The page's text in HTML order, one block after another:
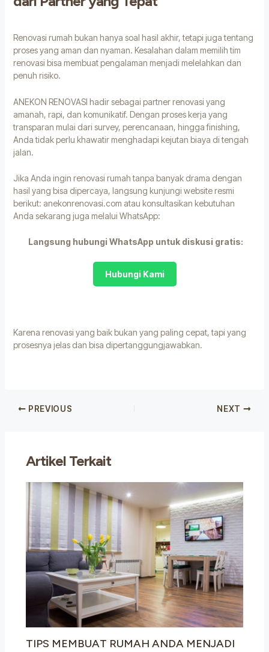
Renovasi rumah bukan hanya soal hasil akhir, tetapi juga tentang
proses yang aman dan nyaman. Kesalahan dalam memilih tim
renovasi bisa membuat pengalaman menjadi melelahkan dan
penuh risiko.
ANEKON RENOVASI hadir sebagai partner renovasi yang
amanah, rapi, dan komunikatif. Dengan proses kerja yang
transparan mulai dari survey, perencanaan, hingga finishing,
Anda tidak perlu khawatir menghadapi kejutan biaya di tengah
jalan.
Jika Anda ingin renovasi rumah tanpa banyak drama dengan
hasil yang bisa dipercaya, langsung kunjungi website resmi
berikut: anekonrenovasi.com atau konsultasikan kebutuhan
Anda sekarang juga melalui WhatsApp:
Langsung hubungi WhatsApp untuk diskusi gratis:
Hubungi Kami
Karena renovasi yang baik bukan yang paling cepat, tapi yang
prosesnya jelas dan bisa dipertanggungjawabkan.
PREVIOUS NEXT
Artikel Terkait
TIPS MEMBUAT RUMAH ANDA MENJADI